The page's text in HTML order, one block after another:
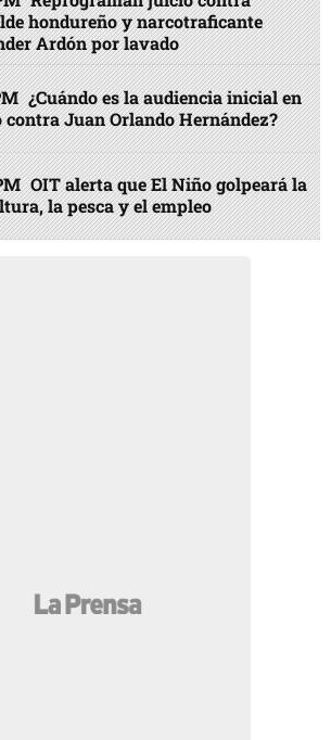
hondureño y narcotraficante
Ardón por lavado
¿Cuándo es la audiencia inicial en
contra Juan Orlando Hernández?
OIT alerta que El Niño golpeará la
la pesca y el empleo